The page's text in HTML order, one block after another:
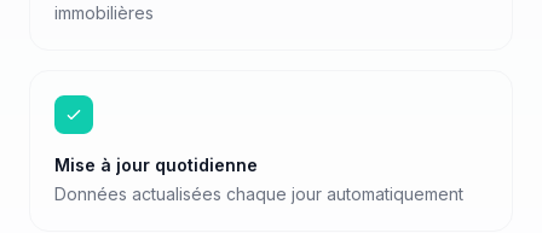
immobilières
Mise à jour quotidienne
Données actualisées chaque jour automatiquement